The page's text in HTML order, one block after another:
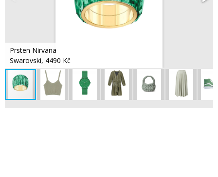
Prsten Nirvana
Swarovski, 4490 Kč